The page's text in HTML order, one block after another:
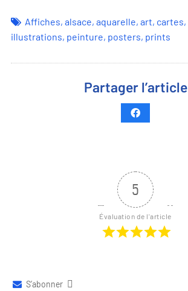
Affiches,alsace,aquarelle,art, cartes,
illustrations, peinture, posters, prints
Partager l’article
5
Évaluation de l'article
S’abonner